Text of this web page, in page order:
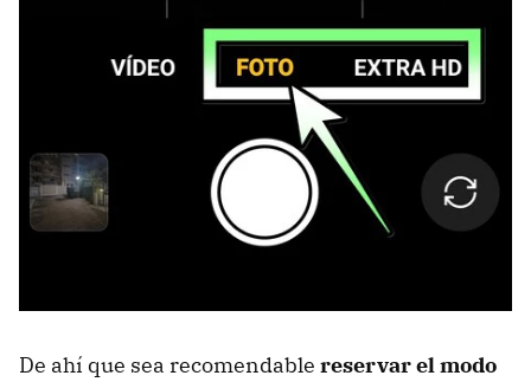
De ahí que sea recomendable reservar el modo